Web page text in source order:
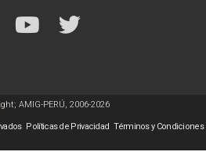
AMIG-PERÚ, 2006-2026
Políticas de Privacidad Términos y Condiciones